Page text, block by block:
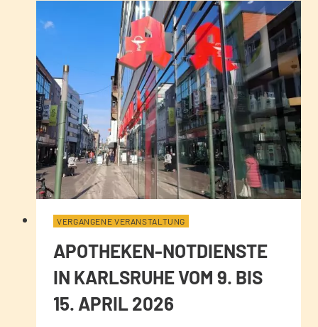
VERGANGENE VERANSTALTUNG
APOTHEKEN-NOTDIENSTE
IN KARLSRUHE VOM 9. BIS
15. APRIL 2026